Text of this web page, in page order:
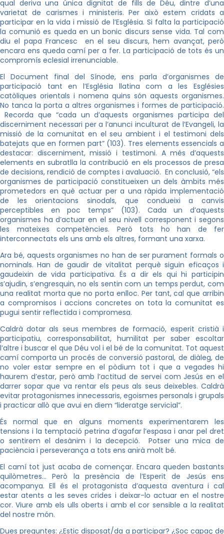
qual deriva una única dignitat de fills de Déu, dintre d’una
varietat de carismes i ministeris. Per això estem cridats a
participar en la vida i missió de l’Església. Si falta la participació
la comunió es queda en un bonic discurs sense vida. Tal com
diu el papa Francesc en el seu discurs, hem avançat, però
encara ens queda camí per a fer. La participació de tots és un
compromís eclesial irrenunciable.
El Document final del Sínode, ens parla d’organismes de
participació tant en l’Església llatina com a les Esglésies
catòliques orientals i nomena quins són aquests organismes.
No tanca la porta a altres organismes i formes de participació.
Recorda que “cada un d’aquests organismes participa del
discerniment necessari per a l’anunci inculturat de l’Evangeli, la
missió de la comunitat en el seu ambient i el testimoni dels
batejats que en formen part” (103). Tres elements essencials a
destacar: discerniment, missió i testimoni. A més d’aquests
elements en subratlla la contribució en els processos de presa
de decisions, rendició de comptes i avaluació. En conclusió, “els
organismes de participació constitueixen un dels àmbits més
prometedors en què actuar per a una ràpida implementació
de les orientacions sinodals, que condueixi a canvis
perceptibles en poc temps” (103). Cada un d’aquests
organismes ha d’actuar en el seu nivell corresponent i segons
les mateixes competències. Però tots ho han de fer
interconnectats els uns amb els altres, formant una xarxa.
Ara bé, aquests organismes no han de ser purament formals o
nominals. Han de gaudir de vitalitat perquè siguin eficaços i
gaudeixin de vida participativa. És a dir els qui hi participin
s’ajudin, s’engresquin, no els sentin com un temps perdut, com
una realitat morta que no porta enlloc. Per tant, cal que arribin
a compromisos i accions concretes on tota la comunitat es
pugui sentir reflectida i compromesa.
Caldrà dotar als seus membres de formació, esperit cristià i
participatiu, corresponsabilitat, humilitat per saber escoltar
l’altre i buscar el que Déu vol i el bé de la comunitat. Tot aquest
camí comporta un procés de conversió pastoral, de diàleg, de
no voler estar sempre en el pòdium tot i que a vegades hi
haurem d’estar, però amb l’actitud de servei com Jesús en el
darrer sopar que va rentar els peus als seus deixebles. Caldrà
evitar protagonismes innecessaris, egoismes personals i grupals
i practicar allò que avui en diem “lideratge servicial”.
És normal que en alguns moments experimentarem les
tensions i la temptació petrina d’agafar l’espasa i anar pel dret
o sentirem el desànim i la decepció. Potser una mica de
paciència i perseverança a tots ens anirà molt bé.
El camí tot just acaba de començar. Encara queden bastants
quilòmetres… Però la presència de l’Esperit de Jesús ens
acompanya. Ell és el protagonista d’aquesta aventura i cal
estar atents a les seves crides i deixar-lo actuar en el nostre
cor. Viure amb els ulls oberts i amb el cor sensible a la realitat
del nostre món.
Dues preguntes: ¿Estic disposat/da a participar? ¿Soc capaç de